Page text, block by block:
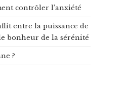
contrôler l’anxiété
entre la puissance de
bonheur de la sérénité
?